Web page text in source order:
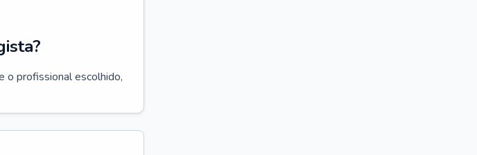
o profissional escolhido,